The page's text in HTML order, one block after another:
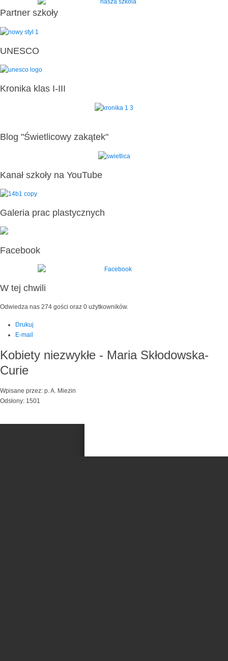
Partner szkoły
UNESCO
Kronika klas I-III
Blog "Świetlicowy zakątek"
Kanał szkoły na YouTube
Galeria prac plastycznych
Facebook
W tej chwili
Odwiedza nas 274 gości oraz 0 użytkowników.
Drukuj
E-mail
Kobiety niezwykłe - Maria Skłodowska-
Curie
Wpisane przez: p. A. Miezin
Odsłony: 1501